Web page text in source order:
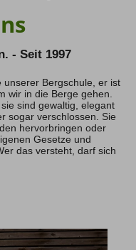
- Seit 1997
unserer Bergschule, er ist
wir in die Berge gehen.
sind gewaltig, elegant
sogar verschlossen. Sie
hervorbringen oder
Gesetze und
das versteht, darf sich